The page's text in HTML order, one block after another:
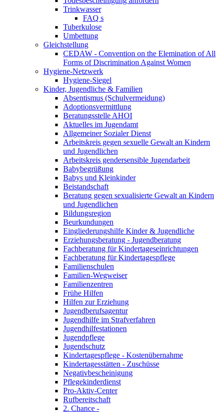
Trinkwasser
FAQ s
Tuberkulose
Umbettung
Gleichstellung
CEDAW - Convention on the Elemination of All
Forms of Discrimination Against Women
Hygiene-Netzwerk
Hygiene-Siegel
Kinder, Jugendliche & Familien
Absentismus (Schulvermeidung)
Adoptionsvermittlung
Beratungsstelle AHOI
Aktuelles im Jugendamt
Allgemeiner Sozialer Dienst
Arbeitskreis gegen sexuelle Gewalt an Kindern
und Jugendlichen
Arbeitskreis gendersensible Jugendarbeit
Babybegrüßung
Babys und Kleinkinder
Beistandschaft
Beratung gegen sexualisierte Gewalt an Kindern
und Jugendlichen
Bildungsregion
Beurkundungen
Eingliederungshilfe Kinder & Jugendliche
Erziehungsberatung - Jugendberatung
Fachberatung für Kindertageseinrichtungen
Fachberatung für Kindertagespflege
Familienschulen
Familien-Wegweiser
Familienzentren
Frühe Hilfen
Hilfen zur Erziehung
Jugendberufsagentur
Jugendhilfe im Strafverfahren
Jugendhilfestationen
Jugendpflege
Jugendschutz
Kindertagespflege - Kostenübernahme
Kindertagesstätten - Zuschüsse
Negativbescheinigung
Pflegekinderdienst
Pro-Aktiv-Center
Rufbereitschaft
2. Chance -